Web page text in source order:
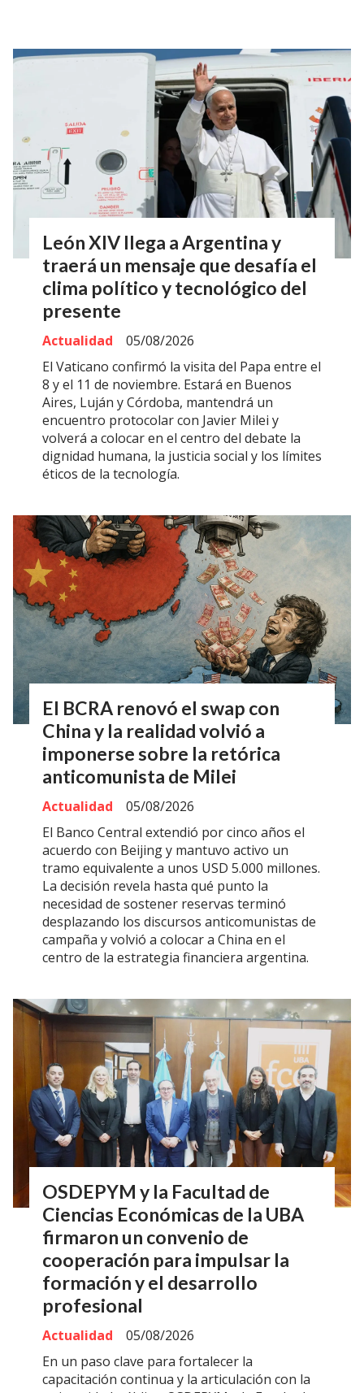
León XIV llega a Argentina y
traerá un mensaje que desafía el
clima político y tecnológico del
presente
Actualidad
05/08/2026
El Vaticano confirmó la visita del Papa entre el
8 y el 11 de noviembre. Estará en Buenos
Aires, Luján y Córdoba, mantendrá un
encuentro protocolar con Javier Milei y
volverá a colocar en el centro del debate la
dignidad humana, la justicia social y los límites
éticos de la tecnología.
El BCRA renovó el swap con
China y la realidad volvió a
imponerse sobre la retórica
anticomunista de Milei
Actualidad
05/08/2026
El Banco Central extendió por cinco años el
acuerdo con Beijing y mantuvo activo un
tramo equivalente a unos USD 5.000 millones.
La decisión revela hasta qué punto la
necesidad de sostener reservas terminó
desplazando los discursos anticomunistas de
campaña y volvió a colocar a China en el
centro de la estrategia financiera argentina.
OSDEPYM y la Facultad de
Ciencias Económicas de la UBA
firmaron un convenio de
cooperación para impulsar la
formación y el desarrollo
profesional
Actualidad
05/08/2026
En un paso clave para fortalecer la
capacitación continua y la articulación con la